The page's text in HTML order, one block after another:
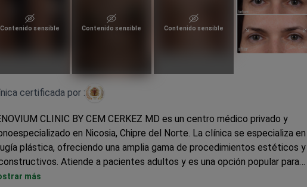
Contenido sensible Contenido sensible Contenido sensible
certificada por :
CLINIC BY CEM CERKEZ MD es un centro médico privado y
en Nicosia, Chipre del Norte. La clínica se especializa en
plástica, ofreciendo una amplia gama de procedimientos estéticos y
Atiende a pacientes adultos y es una opción popular para
de los países de la CEI, Europa, la Commonwealth, EE. UU., Canadá y
más